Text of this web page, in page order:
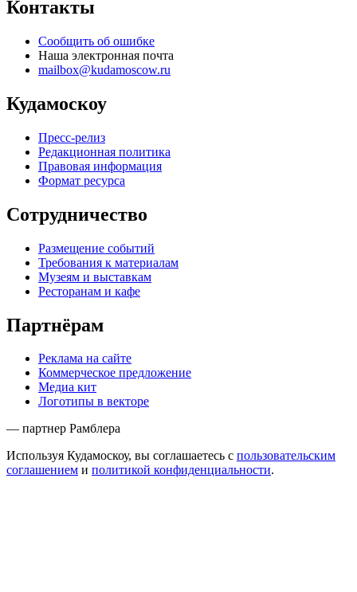
Контакты
Сообщить об ошибке
Наша электронная почта
mailbox@kudamoscow.ru
Кудамоскоу
Пресс-релиз
Редакционная политика
Правовая информация
Формат ресурса
Сотрудничество
Размещение событий
Требования к материалам
Музеям и выставкам
Ресторанам и кафе
Партнёрам
Реклама на сайте
Коммерческое предложение
Медиа кит
Логотипы в векторе
— партнер Рамблера
Используя Кудамоскоу, вы соглашаетесь с пользовательским
соглашением и политикой конфиденциальности.